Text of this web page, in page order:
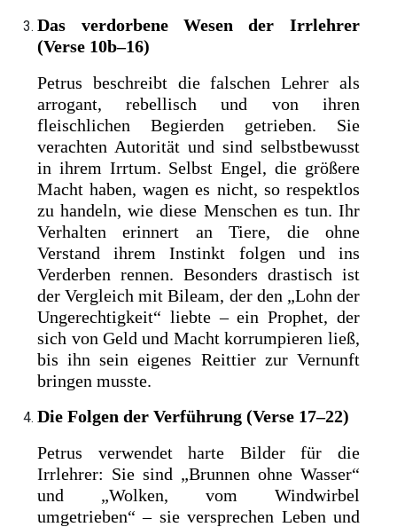
Das verdorbene Wesen der Irrlehrer
(Verse 10b–16)
Petrus beschreibt die falschen Lehrer als
arrogant, rebellisch und von ihren
fleischlichen Begierden getrieben. Sie
verachten Autorität und sind selbstbewusst
in ihrem Irrtum. Selbst Engel, die größere
Macht haben, wagen es nicht, so respektlos
zu handeln, wie diese Menschen es tun. Ihr
Verhalten erinnert an Tiere, die ohne
Verstand ihrem Instinkt folgen und ins
Verderben rennen. Besonders drastisch ist
der Vergleich mit Bileam, der den „Lohn der
Ungerechtigkeit“ liebte – ein Prophet, der
sich von Geld und Macht korrumpieren ließ,
bis ihn sein eigenes Reittier zur Vernunft
bringen musste.
Die Folgen der Verführung (Verse 17–22)
Petrus verwendet harte Bilder für die
Irrlehrer: Sie sind „Brunnen ohne Wasser“
und „Wolken, vom Windwirbel
umgetrieben“ – sie versprechen Leben und